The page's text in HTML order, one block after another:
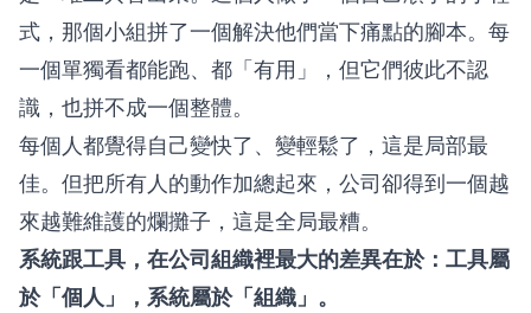
式，那個小組拼了一個解決他們當下痛點的腳本。每
一個單獨看都能跑、都「有用」，但它們彼此不認
識，也拼不成一個整體。
每個人都覺得自己變快了、變輕鬆了，這是局部最
佳。但把所有人的動作加總起來，公司卻得到一個越
來越難維護的爛攤子，這是全局最糟。
系統跟工具，在公司組織裡最大的差異在於：工具屬
於「個人」，系統屬於「組織」。